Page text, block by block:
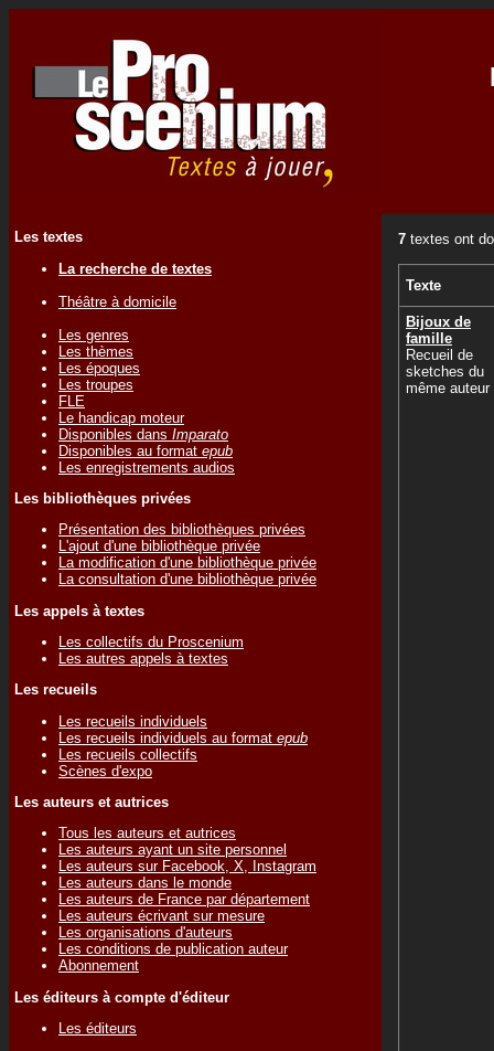
Les textes
La recherche de textes
Théâtre à domicile
Les genres
Les thèmes
Les époques
Les troupes
FLE
Le handicap moteur
Disponibles dans Imparato
Disponibles au format epub
Les enregistrements audios
Les bibliothèques privées
Présentation des bibliothèques privées
L'ajout d'une bibliothèque privée
La modification d'une bibliothèque privée
La consultation d'une bibliothèque privée
Les appels à textes
Les collectifs du Proscenium
Les autres appels à textes
Les recueils
Les recueils individuels
Les recueils individuels au format epub
Les recueils collectifs
Scènes d'expo
Les auteurs et autrices
Tous les auteurs et autrices
Les auteurs ayant un site personnel
Les auteurs sur Facebook, X, Instagram
Les auteurs dans le monde
Les auteurs de France par département
Les auteurs écrivant sur mesure
Les organisations d'auteurs
Les conditions de publication auteur
Abonnement
Les éditeurs à compte d'éditeur
Les éditeurs
7 textes ont
Texte
Bijoux de
famille
Recueil de
sketches du
même auteur